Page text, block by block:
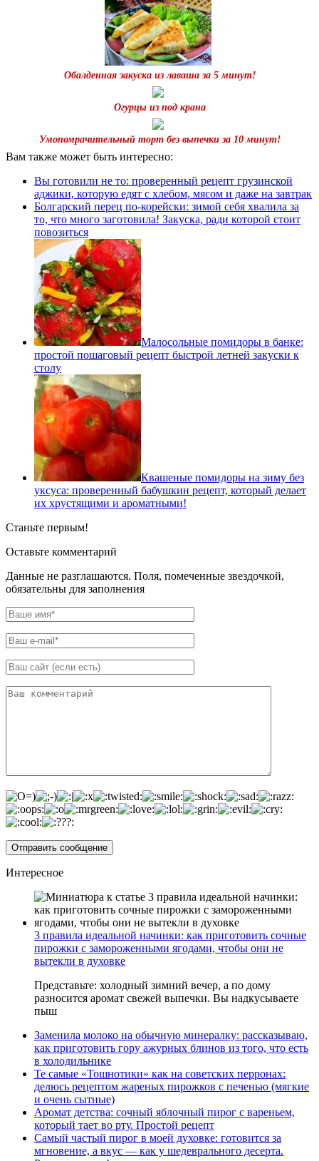
Обалденная закуска из лаваша за 5 минут!
Огурцы из под крана
Умопомрачительный торт без выпечки за 10 минут!
Вам также может быть интересно:
Вы готовили не то: проверенный рецепт грузинской
аджики, которую едят с хлебом, мясом и даже на завтрак
Болгарский перец по-корейски: зимой себя хвалила за
то, что много заготовила! Закуска, ради которой стоит
повозиться
Малосольные помидоры в банке:
простой пошаговый рецепт быстрой летней закуски к
столу
Квашеные помидоры на зиму без
уксуса: проверенный бабушкин рецепт, который делает
их хрустящими и ароматными!
Станьте первым!
Оставьте комментарий
Данные не разглашаются. Поля, помеченные звездочкой,
обязательны для заполнения
Интересное
3 правила идеальной начинки: как приготовить сочные
пирожки с замороженными ягодами, чтобы они не
вытекли в духовке
Представьте: холодный зимний вечер, а по дому
разносится аромат свежей выпечки. Вы надкусываете
пыш
Заменила молоко на обычную минералку: рассказываю,
как приготовить гору ажурных блинов из того, что есть
в холодильнике
Те самые «Тошнотики» как на советских перронах:
делюсь рецептом жареных пирожков с печенью (мягкие
и очень сытные)
Аромат детства: сочный яблочный пирог с вареньем,
который тает во рту. Простой рецепт
Самый частый пирог в моей духовке: готовится за
мгновение, а вкус — как у шедеврального десерта.